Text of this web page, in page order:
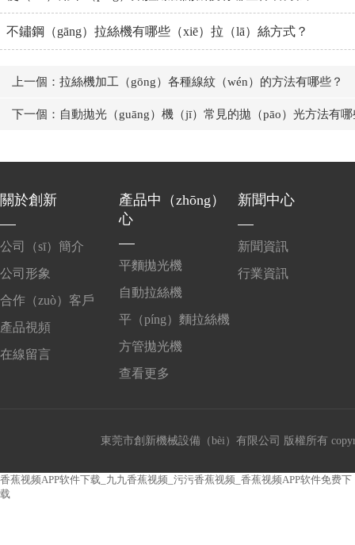
不鏽鋼（gāng）拉絲機有哪些（xiē）拉（lā）絲方式？
上一個：拉絲機加工（gōng）各種線紋（wén）的方法有哪些？
下一個：自動拋光（guāng）機（jī）常見的拋（pāo）光方法有哪
關於創新
公司（sī）簡介
公司形象
合作（zuò）客戶
產品視頻
在線留言
產品中（zhōng）
心
平麵拋光機
自動拉絲機
平（píng）麵拉絲機
方管拋光機
查看更多
新聞中心
新聞資訊
行業資訊
東莞市創新機械設備（bèi）有限公司 版權所有
香蕉视频APP软件下载_九九香蕉视频_污污香蕉视频_香蕉视频APP软件免费下
载